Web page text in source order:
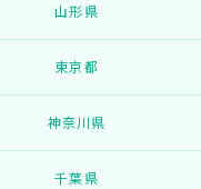
山形県
東京都
神奈川県
千葉県